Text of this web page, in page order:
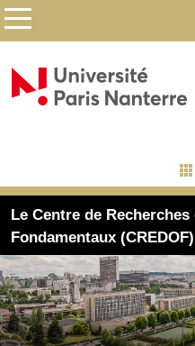
Le Centre de
Fondamentaux (CREDOF)